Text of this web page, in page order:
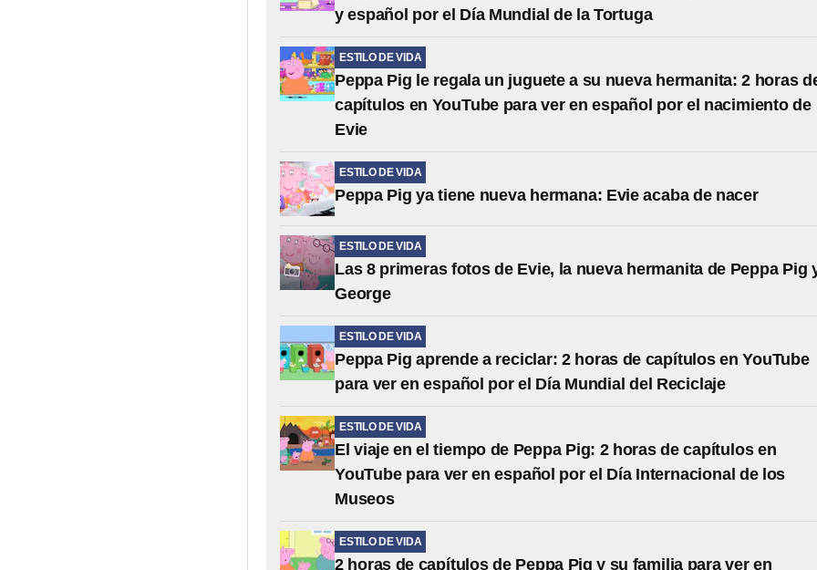
y español por el Día Mundial de la Tortuga
ESTILO DE VIDA
Peppa Pig le regala un juguete a su nueva hermanita: 2 horas
capítulos en YouTube para ver en español por el nacimiento de
Evie
ESTILO DE VIDA
Peppa Pig ya tiene nueva hermana: Evie acaba de nacer
ESTILO DE VIDA
Las 8 primeras fotos de Evie, la nueva hermanita de Peppa Pig
George
ESTILO DE VIDA
Peppa Pig aprende a reciclar: 2 horas de capítulos en YouTube
para ver en español por el Día Mundial del Reciclaje
ESTILO DE VIDA
El viaje en el tiempo de Peppa Pig: 2 horas de capítulos en
YouTube para ver en español por el Día Internacional de los
Museos
ESTILO DE VIDA
2 horas de capítulos de Peppa Pig y su familia para ver en